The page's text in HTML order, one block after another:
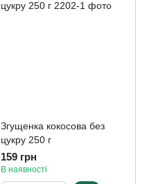
Згущенка кокосова без
цукру 250 г
159 грн
В наявності